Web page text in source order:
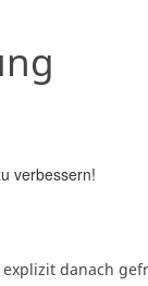
verbessern!
danach